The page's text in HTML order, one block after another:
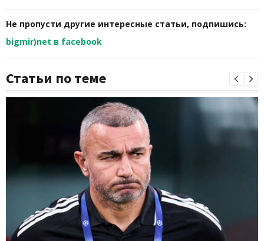
Не пропусти другие интересные статьи, подпишись:
bigmir)net в facebook
Статьи по теме